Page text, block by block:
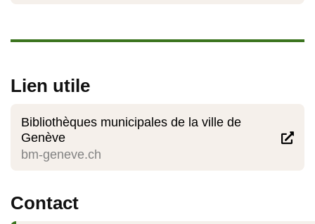
Lien utile

Bibliothèques municipales de la ville de
Genève
bm-geneve.ch
Contact